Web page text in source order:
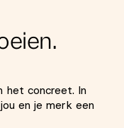
het concreet. In
en je merk een